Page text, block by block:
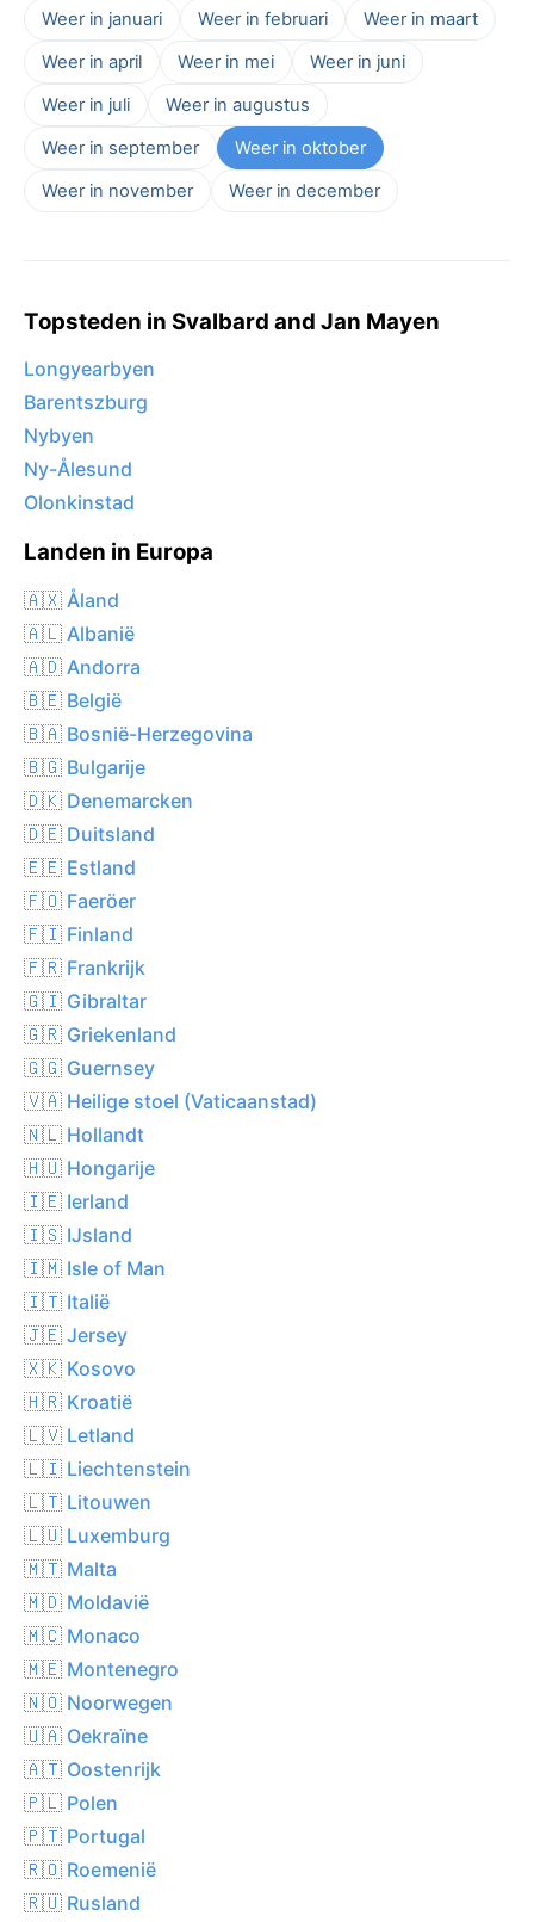
Weer in januari Weer in februari
Weer in maart
Weer in april
Weer in mei
Weer in juni
Weer in juli
Weer in augustus
Weer in september
Weer in oktober
Weer in november
Weer in december
Topsteden in Svalbard and Jan Mayen
Longyearbyen
Barentszburg
Nybyen
Ny-Ålesund
Olonkinstad
Landen in Europa
🇦🇽 Åland
🇦🇱 Albanië
🇦🇩 Andorra
🇧🇪 België
🇧🇦 Bosnië-Herzegovina
🇧🇬 Bulgarije
🇩🇰 Denemarcken
🇩🇪 Duitsland
🇪🇪 Estland
🇫🇴 Faeröer
🇫🇮 Finland
🇫🇷 Frankrijk
🇬🇮 Gibraltar
🇬🇷 Griekenland
🇬🇬 Guernsey
🇻🇦 Heilige stoel (Vaticaanstad)
🇳🇱 Hollandt
🇭🇺 Hongarije
🇮🇪 Ierland
🇮🇸 IJsland
🇮🇲 Isle of Man
🇮🇹 Italië
🇯🇪 Jersey
🇽🇰 Kosovo
🇭🇷 Kroatië
🇱🇻 Letland
🇱🇮 Liechtenstein
🇱🇹 Litouwen
🇱🇺 Luxemburg
🇲🇹 Malta
🇲🇩 Moldavië
🇲🇨 Monaco
🇲🇪 Montenegro
🇳🇴 Noorwegen
🇺🇦 Oekraïne
🇦🇹 Oostenrijk
🇵🇱 Polen
🇵🇹 Portugal
🇷🇴 Roemenië
🇷🇺 Rusland